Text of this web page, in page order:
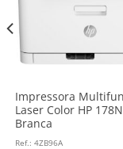
Impressora
Laser Color HP
Branca
Ref.: 4ZB96A